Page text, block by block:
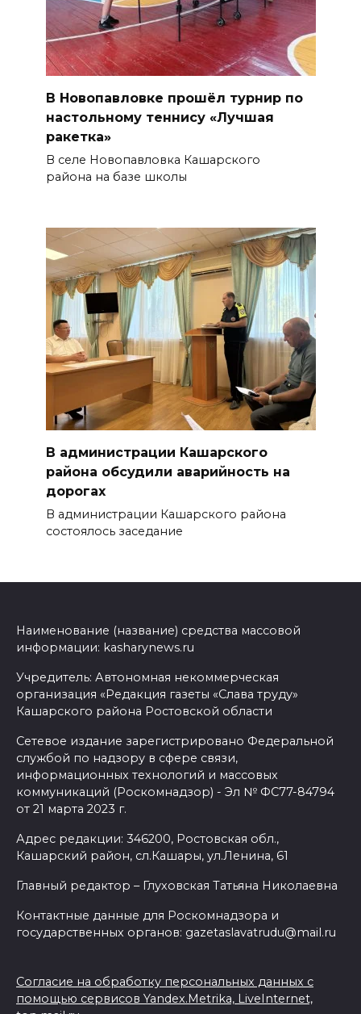
В Новопавловке прошёл турнир по
настольному теннису «Лучшая
ракетка»
В селе Новопавловка Кашарского
района на базе школы
В администрации Кашарского
района обсудили аварийность на
дорогах
В администрации Кашарского района
состоялось заседание
Наименование (название) средства массовой
информации: kasharynews.ru
Учредитель: Автономная некоммерческая
организация «Редакция газеты «Слава труду»
Кашарского района Ростовской области
Сетевое издание зарегистрировано Федеральной
службой по надзору в сфере связи,
информационных технологий и массовых
коммуникаций (Роскомнадзор) - Эл № ФС77-84794
от 21 марта 2023 г.
Адрес редакции: 346200, Ростовская обл.,
Кашарский район, сл.Кашары, ул.Ленина, 61
Главный редактор – Глуховская Татьяна Николаевна
Контактные данные для Роскомнадзора и
государственных органов: gazetaslavatrudu@mail.ru
Согласие на обработку персональных данных с
помощью сервисов Yandex.Metrika, LiveInternet,